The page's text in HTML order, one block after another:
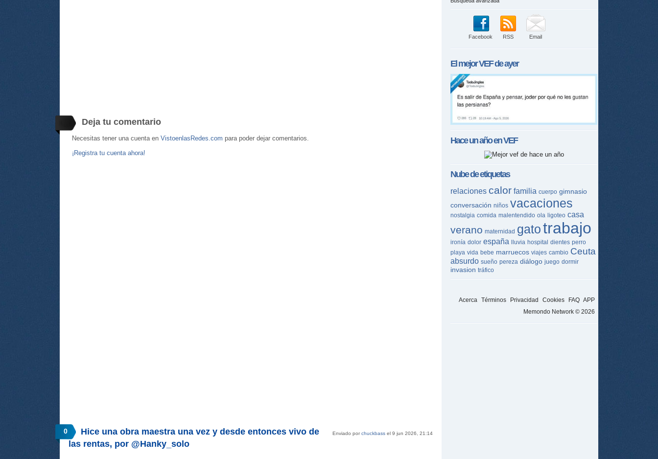
Deja tu comentario
Necesitas tener una cuenta en VistoenlasRedes.com para poder dejar comentarios.
¡Registra tu cuenta ahora!
0 Enviado porchuckbass el 9 jun 2026, 21:14
Hice una obra maestra una vez y desde entonces vivo de
las rentas, por @Hanky_solo
Facebook RSS Email
El mejorVEFde ayer
Hace un año enVEF
Nube de etiquetas
relaciones calor familia cuerpo gimnasio
conversación niños vacaciones
nostalgia comida malentendido ola ligoteo casa
verano maternidad gatotrabajo
ironía dolor españa lluvia hospital dientes perro
playa vida bebe marruecos viajes cambio Ceuta
absurdo sueño pereza diálogo juego dormir
invasion tráfico
Acerca Términos Privacidad Cookies FAQ APP
Memondo Network © 2026